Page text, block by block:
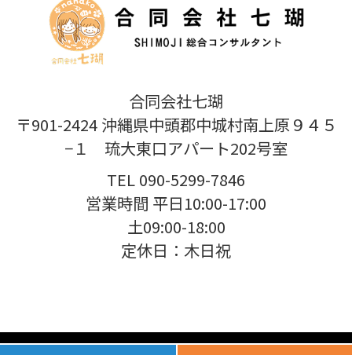
合同会社七瑚
〒901-2424 沖縄県中頭郡中城村南上原９４５
−１ 琉大東口アパート202号室
TEL 090-5299-7846
営業時間 平日10:00-17:00
土09:00-18:00
定休日：木日祝